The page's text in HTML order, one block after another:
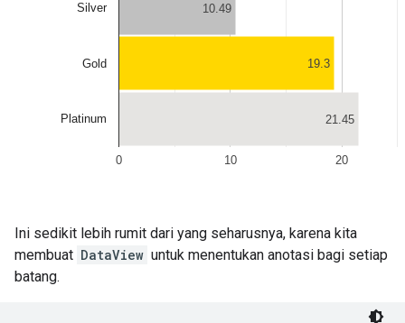
Ini sedikit lebih rumit dari yang seharusnya, karena kita
membuat DataView untuk menentukan anotasi bagi setiap
batang.